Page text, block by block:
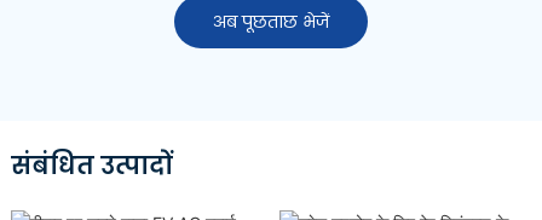
अब पूछताछ भेजें
संबंधित उत्पादों